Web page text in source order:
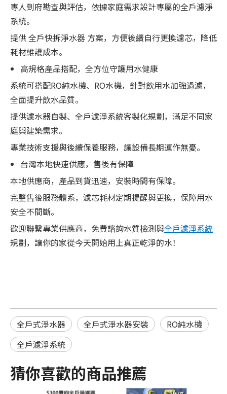
專人到府勘查與評估，依據家庭需求設計專屬的全戶濾淨
系統。
提供 全戶快拆淨水器 方案，方便後續自行更換濾芯，降低
耗材維護成本。
高規格產品搭配，全方位守護用水健康
系統可搭配RO純水機、RO水機，針對飲用水加強過濾，
全面提升飲水品質。
提供濾水器自製、全戶濾淨系統客製化規劃，滿足不同家
庭與建築需求。
專業技術支援與後續保養服務，讓設備長期運作無憂。
台灣本地快速供應，售後有保障
本地供應商，產品到貨迅速，安裝時間有保障。
完整售後服務體系，濾芯耗材定期提醒與更換，保障用水
安全不間斷。
歡迎聯繫專業供應商，免費諮詢水質檢測與全戶濾淨系統
規劃，讓你的家從今天開始用上真正乾淨的水！
全戶式淨水器 全戶式淨水器安裝
RO純水機
全戶濾淨系統
猜你喜歡的商品推薦